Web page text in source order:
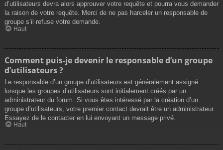
d’utilisateurs devra alors approuver votre requête et pourra vous demander
la raison de votre requête. Merci de ne pas harceler un responsable de
groupe s’il refuse votre demande.
Haut
Comment puis-je devenir le responsable d’un groupe
d’utilisateurs ?
Le responsable d’un groupe d’utilisateurs est généralement assigné
lorsque les groupes d’utilisateurs sont initialement créés par un
administrateur du forum. Si vous êtes intéressé par la création d’un
groupe d’utilisateurs, votre premier contact devrait être un administrateur.
Essayez de le contacter en lui envoyant un message privé.
Haut